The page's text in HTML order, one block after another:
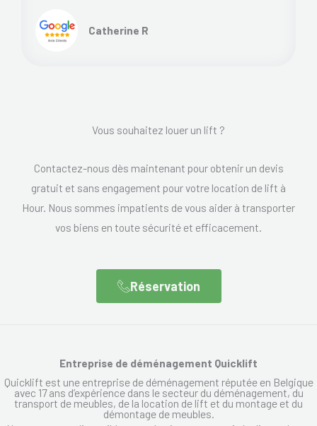
Catherine R
Vous souhaitez louer un lift ?
Contactez-nous dès maintenant pour obtenir un devis
gratuit et sans engagement pour votre location de lift à
Hour. Nous sommes impatients de vous aider à transporter
vos biens en toute sécurité et efficacement.
Réservation
Entreprise de déménagement Quicklift
Quicklift est une entreprise de déménagement réputée en Belgique
avec 17 ans d’expérience dans le secteur du déménagement, du
transport de meubles, de la location de lift et du montage et du
démontage de meubles.